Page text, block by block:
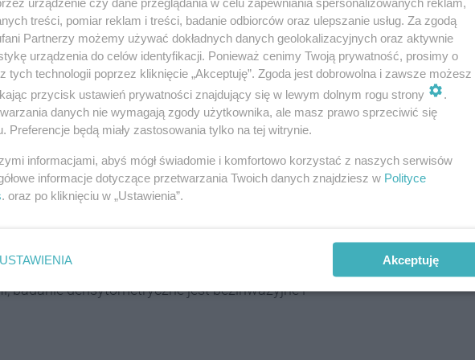
w stanie zwiększyć szanse na całkowite
ginekolog i endokrynolog.
badanie stanu kości
która dotyka około 22% kobiet po 50 roku
Zdrowia i NFZ, w Polsce na osteoporozę cierpi
ramach Śląskiego Dnia Kobiet będzie można
gęstość mineralną kości, pozwalając dzięki
W tym badaniu mogą wziąć udział pacjentki
99,9 kg, a jego wyniki dostępne będą od ręki (w
(w przypadku wyniku pozytywnego, po konsultacji
badanie densytometryczne jest bezinwazyjne i
treści, pomiar reklam i treści, badanie odbiorców oraz ulepszanie usług. Za zgodą
Partnerzy możemy używać dokładnych danych geolokalizacyjnych oraz aktywnie
urządzenia do celów identyfikacji. Ponieważ cenimy Twoją prywatność, prosimy o
tych technologii poprzez kliknięcie „Akceptuję”. Zgoda jest dobrowolna i zawsze możesz
przycisk ustawień prywatności znajdujący się w lewym dolnym rogu strony
.
danych nie wymagają zgody użytkownika, ale masz prawo sprzeciwić się
Preferencje będą miały zastosowania tylko na tej witrynie.
informacjami, abyś mógł świadomie i komfortowo korzystać z naszych serwisów
informacje dotyczące przetwarzania Twoich danych znajdziesz w Polityce
. oraz po kliknięciu w „Ustawienia”.
USTAWIENIA Akceptuję